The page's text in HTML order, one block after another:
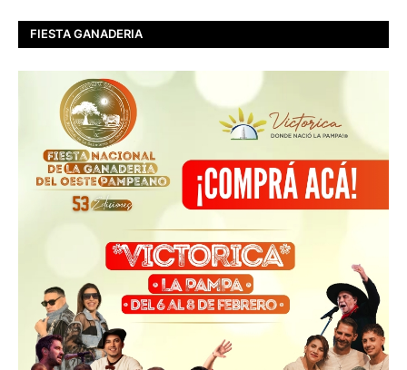
FIESTA GANADERIA